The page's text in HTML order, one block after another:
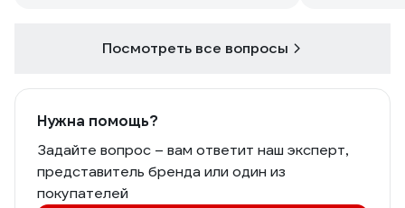
Посмотреть все вопросы
Нужна помощь?
Задайте вопрос – вам ответит наш эксперт,
представитель бренда или один из
покупателей